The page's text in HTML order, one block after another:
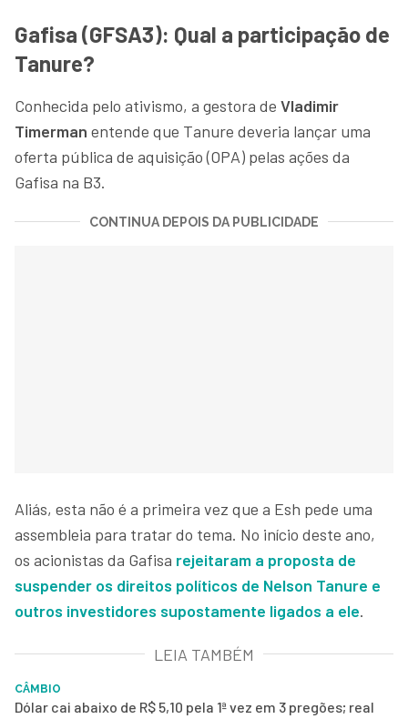
Gafisa (GFSA3): Qual a participação de
Tanure?
Conhecida pelo ativismo, a gestora de Vladimir
Timerman entende que Tanure deveria lançar uma
oferta pública de aquisição (OPA) pelas ações da
Gafisa na B3.
CONTINUA DEPOIS DA PUBLICIDADE
Aliás, esta não é a primeira vez que a Esh pede uma
assembleia para tratar do tema. No início deste ano,
os acionistas da Gafisa rejeitaram a proposta de
suspender os direitos políticos de Nelson Tanure e
outros investidores supostamente ligados a ele.
LEIA TAMBÉM
CÂMBIO
Dólar cai abaixo de R$ 5,10 pela 1ª vez em 3 pregões; real